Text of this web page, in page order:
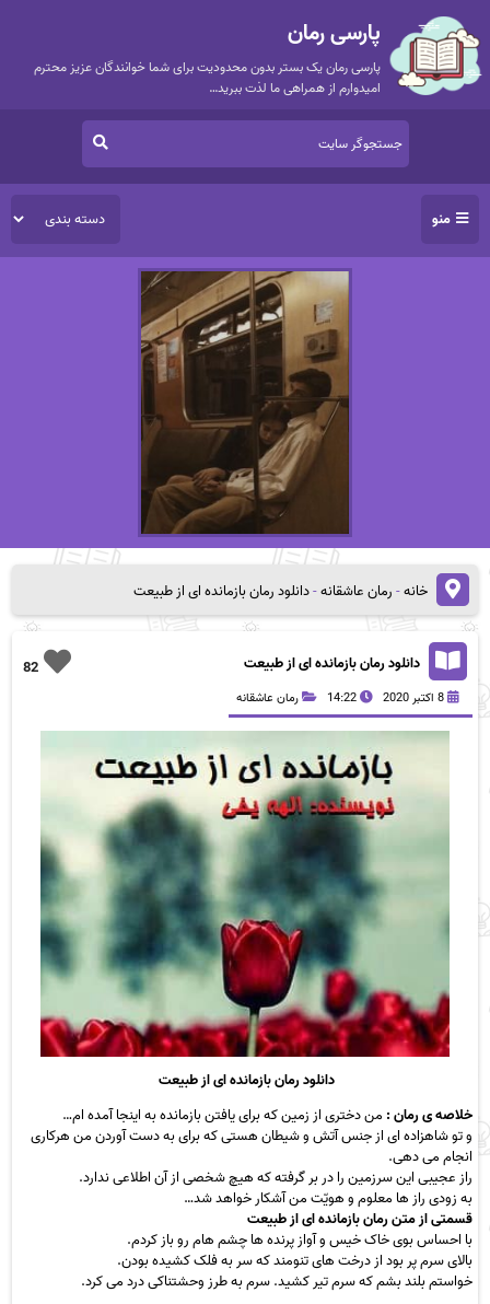
پارسی رمان
پارسی رمان یک بستر بدون محدودیت برای شما خوانندگان عزیز محترم
امیدوارم از همراهی ما لذت ببرید…
منو
خانه-رمان عاشقانه-دانلود رمان بازمانده ای از طبیعت
82 دانلود رمان بازمانده ای از طبیعت
8 اکتبر 2020 14:22 رمان عاشقانه
دانلود رمان بازمانده ای از طبیعت
خلاصه ی رمان : من دختری از زمین که برای یافتن بازمانده به اینجا آمده ام…
و تو شاهزاده ای از جنس آتش و شیطان هستی که برای به دست آوردن من هرکاری
انجام می دهی.
راز عجیبی این سرزمین را در بر گرفته که هیچ شخصی از آن اطلاعی ندارد.
به زودی راز ها معلوم و هویّت من آشکار خواهد شد…
قسمتی از متن رمان بازمانده ای از طبیعت
با احساس بوی خاک خیس و آواز پرنده ها چشم هام رو باز کردم.
بالای سرم پر بود از درخت های تنومند که سر به فلک کشیده بودن.
خواستم بلند بشم که سرم تیر کشید. سرم به طرز وحشتناکی درد می کرد.